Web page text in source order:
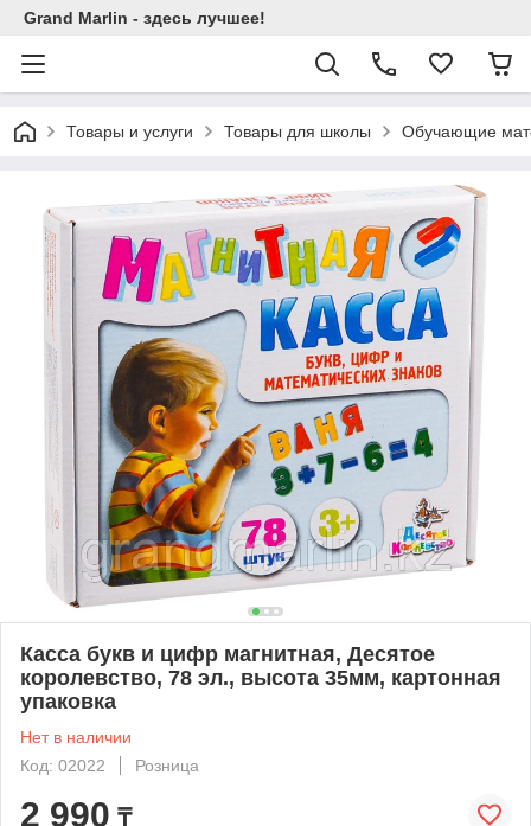
Grand Marlin - здесь лучшее!
Товары и услуги Товары для школы Обучающие
Касса букв и цифр магнитная, Десятое
королевство, 78 эл., высота 35мм, картонная
упаковка
Нет в наличии
Код: 02022
Розница
2 990 ₸